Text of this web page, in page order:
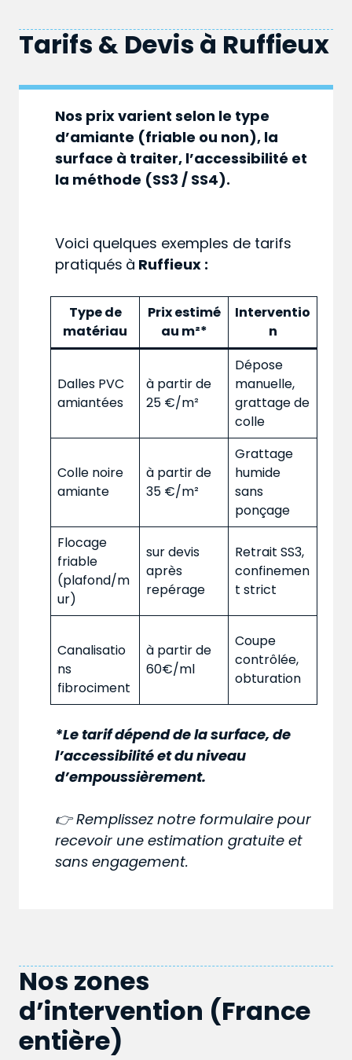
Tarifs & Devis à Ruffieux
Nos prix varient selon le type
d’amiante (friable ou non), la
surface à traiter, l’accessibilité et
la méthode (SS3 / SS4).
Voici quelques exemples de tarifs
pratiqués à Ruffieux :
Type de
matériau
Prix estimé
au m²*
Interventio
n
Dalles PVC
amiantées
à partir de
25 €/m²
Dépose
manuelle,
grattage de
colle
Colle noire
amiante
à partir de
35 €/m²
Grattage
humide
sans
ponçage
Flocage
friable
(plafond/m
ur)
sur devis
après
repérage
Retrait SS3,
confinemen
t strict
Canalisatio
ns
fibrociment
à partir de
60€/ml
Coupe
contrôlée,
obturation
*Le tarif dépend de la surface, de
l’accessibilité et du niveau
d’empoussièrement.
👉 Remplissez notre formulaire pour
recevoir une estimation gratuite et
sans engagement.
Nos zones
d’intervention (France
entière)